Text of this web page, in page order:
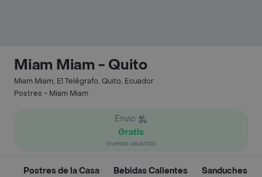
Miam Miam - Quito
Miam Miam, El Telégrafo, Quito, Ecuador
Postres - Miam Miam
Envío
Gratis
(nuevos usuarios)
Postres de la Casa Bebidas Calientes Sanduches